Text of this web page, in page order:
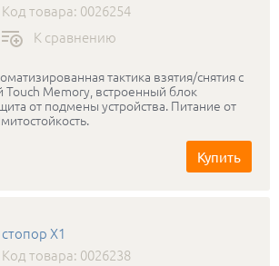
Код товара: 0026254
К сравнению
тактика взятия/снятия с
Memory, встроенный блок
от подмены устройства. Питание от
Купить
стопор Х1
Код товара: 0026238